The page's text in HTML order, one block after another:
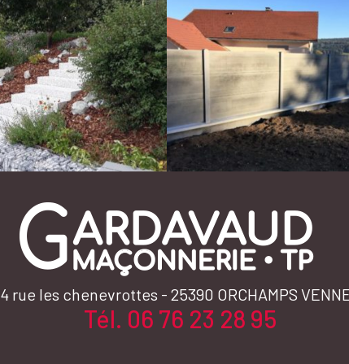
4 rue les chenevrottes - 25390 ORCHAMPS
Tél. 06 76 23 28 95